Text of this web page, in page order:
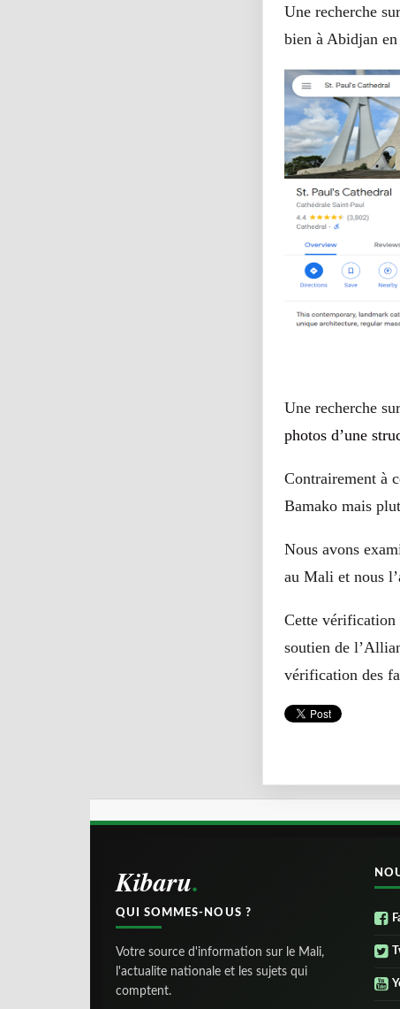
Une recherche sur
bien à Abidjan
Une recherche sur
photos d’une
Contrairement à
Bamako mais
Nous avons
au Mali et nous
Cette vérification
soutien de
vérification des
Kibaru
QUI SOMMES-NOUS ?
Votre source d'information sur le Mali,
l'actualite nationale et les sujets qui
comptent.